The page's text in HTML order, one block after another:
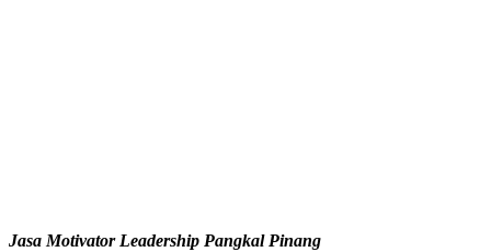
Jasa Motivator Leadership Pangkal Pinang